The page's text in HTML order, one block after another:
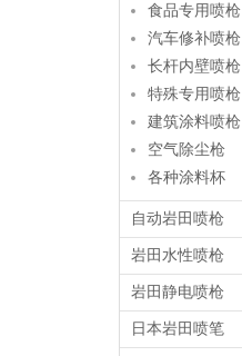
食品专用喷枪
汽车修补喷枪
长杆内壁喷枪
特殊专用喷枪
建筑涂料喷枪
空气除尘枪
各种涂料杯
自动岩田喷枪
岩田水性喷枪
岩田静电喷枪
日本岩田喷笔